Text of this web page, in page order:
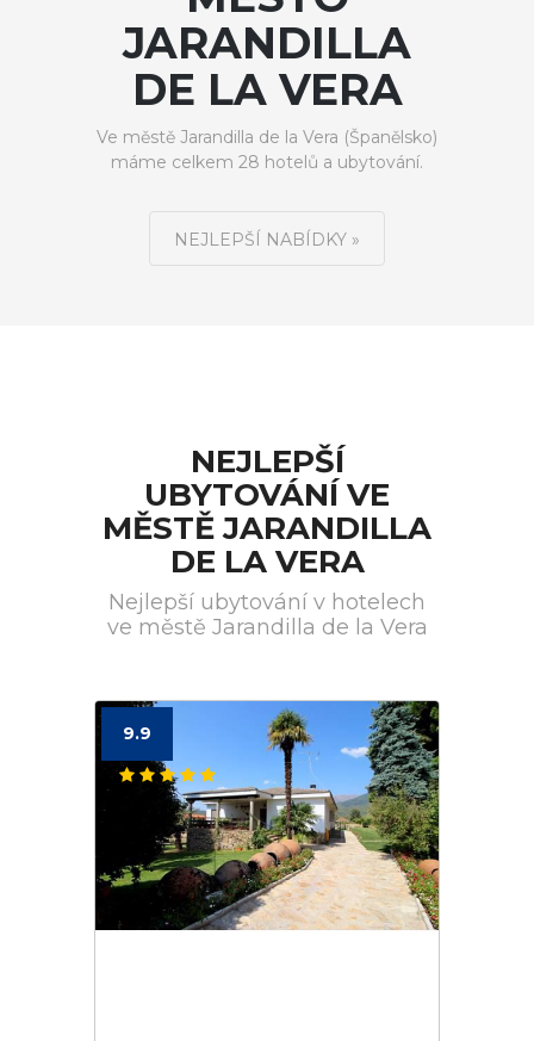
JARANDILLA
DE LA VERA
Ve městě Jarandilla de la Vera (Španělsko)
máme celkem 28 hotelů a ubytování.
NEJLEPŠÍ NABÍDKY »
NEJLEPŠÍ
UBYTOVÁNÍ VE
MĚSTĚ JARANDILLA
DE LA VERA
Nejlepší ubytování v hotelech
ve městě Jarandilla de la Vera
9.9